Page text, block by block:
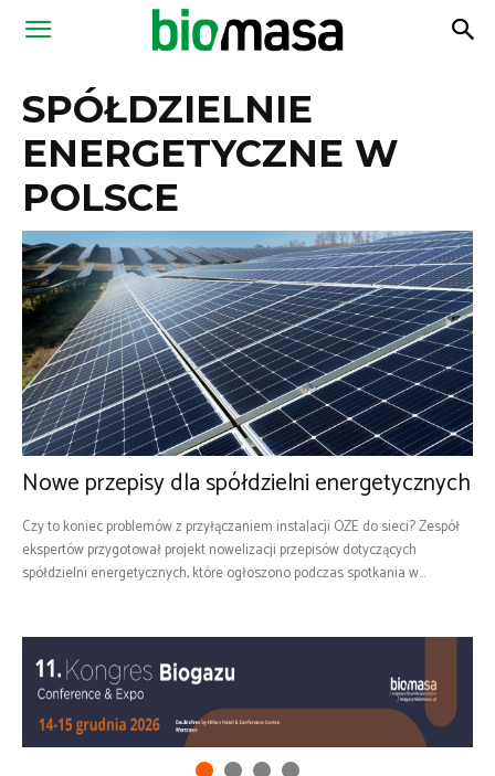
Magazyn
SPÓŁDZIELNIE
ENERGETYCZNE W
POLSCE
Nowe przepisy dla spółdzielni energetycznych
Czy to koniec problemów z przyłączaniem instalacji OZE do sieci? Zespół
ekspertów przygotował projekt nowelizacji przepisów dotyczących
spółdzielni energetycznych, które ogłoszono podczas spotkania w...